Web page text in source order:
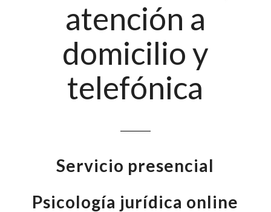
atención a
domicilio y
telefónica
Servicio presencial
Psicología jurídica online